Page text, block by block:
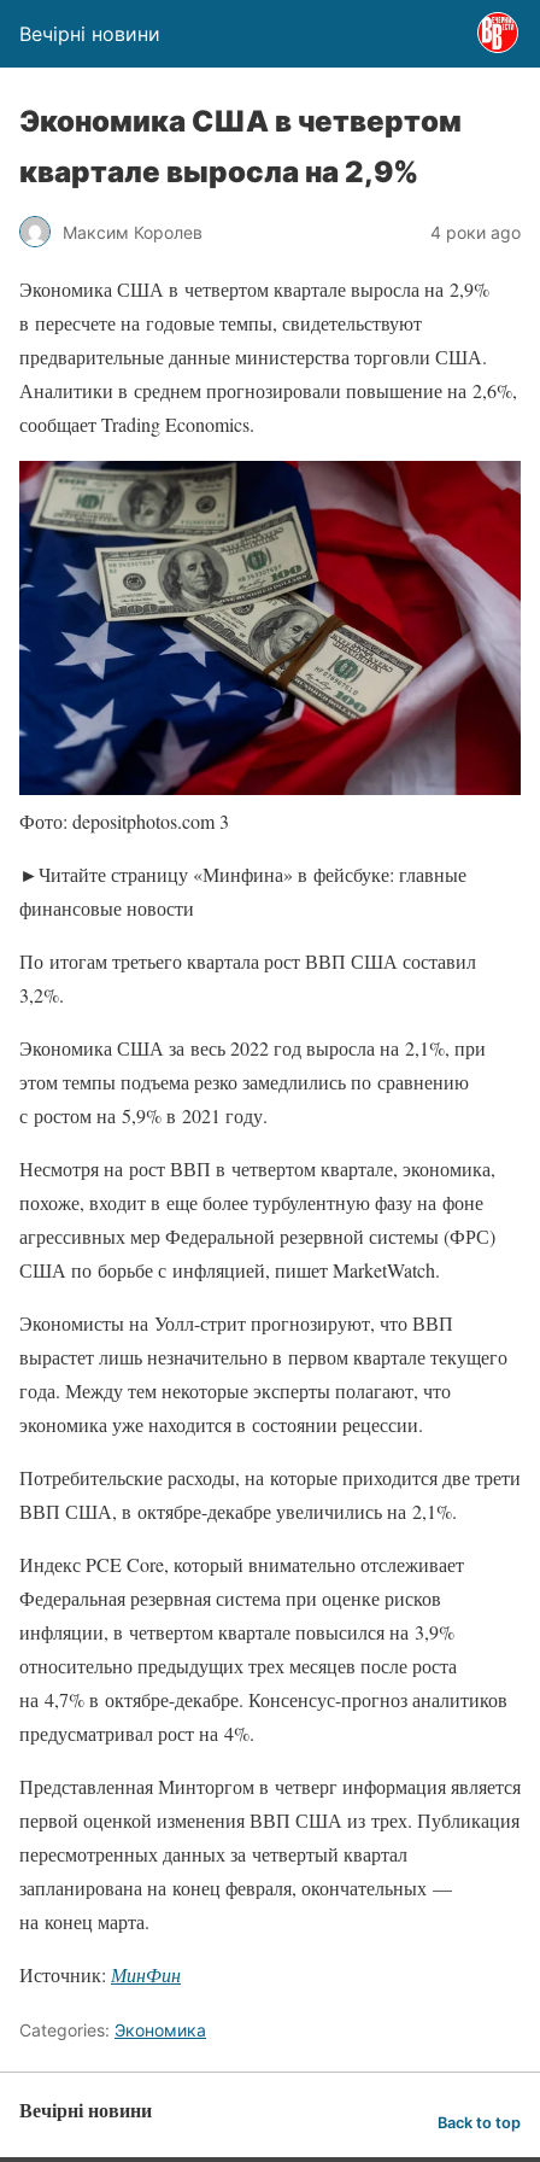
Вечірні новини
Экономика США в четвертом
квартале выросла на 2,9%
Максим Королев 4 роки ago
Экономика США в четвертом квартале выросла на 2,9%
в пересчете на годовые темпы, свидетельствуют
предварительные данные министерства торговли США.
Аналитики в среднем прогнозировали повышение на 2,6%,
сообщает Trading Economics.
Фото: depositphotos.com 3
►Читайте страницу «Минфина» в фейсбуке: главные
финансовые новости
По итогам третьего квартала рост ВВП США составил
3,2%.
Экономика США за весь 2022 год выросла на 2,1%, при
этом темпы подъема резко замедлились по сравнению
с ростом на 5,9% в 2021 году.
Несмотря на рост ВВП в четвертом квартале, экономика,
похоже, входит в еще более турбулентную фазу на фоне
агрессивных мер Федеральной резервной системы (ФРС)
США по борьбе с инфляцией, пишет MarketWatch.
Экономисты на Уолл-стрит прогнозируют, что ВВП
вырастет лишь незначительно в первом квартале текущего
года. Между тем некоторые эксперты полагают, что
экономика уже находится в состоянии рецессии.
Потребительские расходы, на которые приходится две трети
ВВП США, в октябре-декабре увеличились на 2,1%.
Индекс PCE Core, который внимательно отслеживает
Федеральная резервная система при оценке рисков
инфляции, в четвертом квартале повысился на 3,9%
относительно предыдущих трех месяцев после роста
на 4,7% в октябре-декабре. Консенсус-прогноз аналитиков
предусматривал рост на 4%.
Представленная Минторгом в четверг информация является
первой оценкой изменения ВВП США из трех. Публикация
пересмотренных данных за четвертый квартал
запланирована на конец февраля, окончательных —
на конец марта.
Источник: МинФин
Categories: Экономика
Вечірні новини Back to top